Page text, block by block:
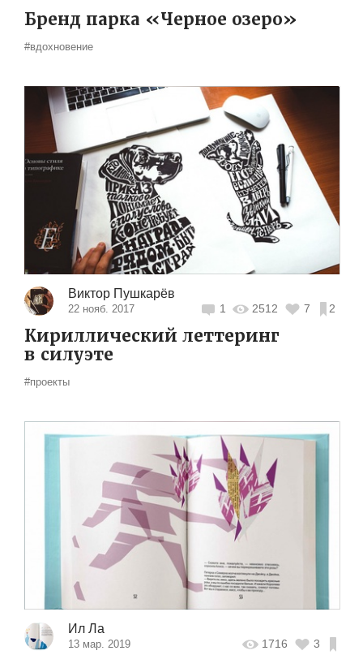
Бренд парка «Черное озеро»
#вдохновение
Виктор Пушкарёв
22 нояб. 2017 1 2512 7 2
Кириллический леттеринг
в силуэте
#проекты
Ил Ла
13 мар. 2019 1716 3